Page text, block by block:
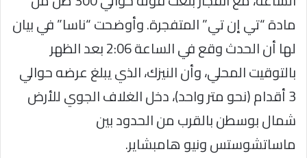
مادة “تي إن تي” المتفجرة. وأوضحت “ناسا” في بيان
لها أن الحدث وقع في الساعة 2:06 بعد الظهر
بالتوقيت المحلي، وأن النيزك، الذي يبلغ عرضه حوالي
3 أقدام (نحو متر واحد)، دخل الغلاف الجوي للأرض
شمال بوسطن بالقرب من الحدود بين
ماساتشوستس ونيو هامبشاير.